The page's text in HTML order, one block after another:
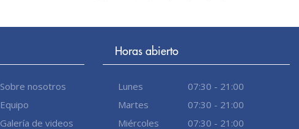
Sobre nosotros
Equipo
Galería de videos
Horas abierto
Lunes
07:30 - 21:00
Martes
07:30 - 21:00
Miércoles
07:30 - 21:00